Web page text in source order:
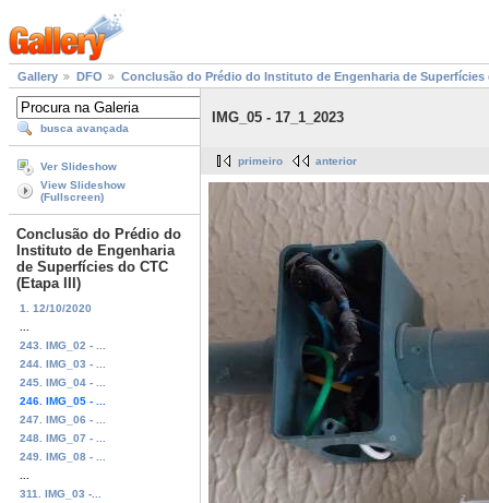
Gallery DFO Conclusão do Prédio do Instituto de Engenharia de Superfícies
busca avançada
Ver Slideshow
View Slideshow
(Fullscreen)
Conclusão do Prédio do
Instituto de Engenharia
de Superfícies do CTC
(Etapa III)
1. 12/10/2020
243. IMG_02 - ...
244. IMG_03 - ...
245. IMG_04 - ...
246. IMG_05 - ...
247. IMG_06 - ...
248. IMG_07 - ...
249. IMG_08 - ...
311. IMG_03 -...
IMG_05 - 17_1_2023
primeiro anterior